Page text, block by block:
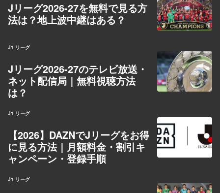
Jリーグ2026-27を無料で見る方
法は？地上波中継はある？
J1 リーグ
Jリーグ2026-27のテレビ放送・
ネット配信局｜無料視聴方法
は？
J1 リーグ
【2026】DAZNでJリーグをお得
に見る方法｜月額料金・割引キ
ャンペーン・登録手順
J1 リーグ